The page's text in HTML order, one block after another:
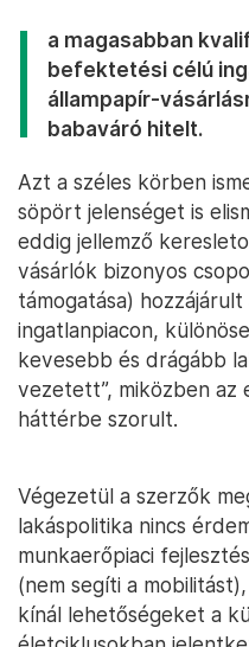
a magasabban
befektetési célú
állampapír-
babaváró hitelt.
Azt a széles körben
söpört jelenséget is
eddig jellemző
vásárlók bizonyos
támogatása)
ingatlanpiacon,
kevesebb és drágább
vezetett”, miközben az
háttérbe szorult.
Végezetül a szerzők
lakáspolitika nincs
munkaerőpiaci
(nem segíti a
kínál lehetőségeket a